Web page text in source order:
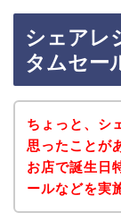
シェアレ
タムセー
ちょっと、シ
思ったことが
お店で誕生日
ールなどを実